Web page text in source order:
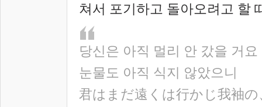
쳐서 포기하고 돌아오려고 할
당신은 아직 멀리 안 갔을 거
눈물도 아직 식지 않았으니
君はまだ遠くは行かじ我袖の